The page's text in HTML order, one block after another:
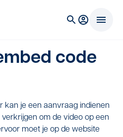
code
kan je een aanvraag indienen
om de video op een
moet je op de website